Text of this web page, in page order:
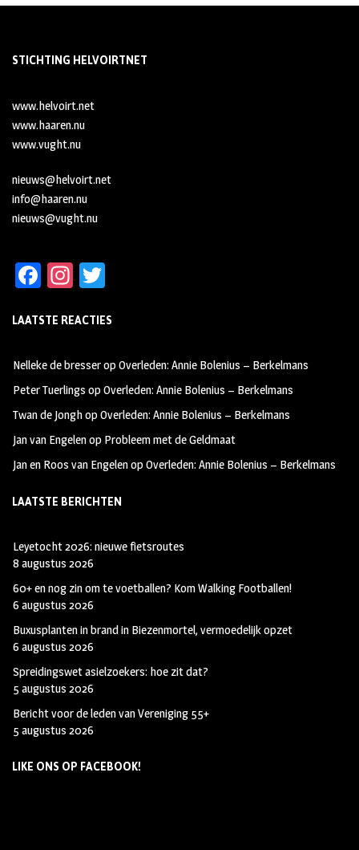
STICHTING HELVOIRTNET
www.helvoirt.net
www.haaren.nu
www.vught.nu
nieuws@helvoirt.net
info@haaren.nu
nieuws@vught.nu
Fa
b
oo
k
In
ag
m
tt
LAATSTE REACTIES
Nelleke de bresseropOverleden: Annie Bolenius – Berkelmans
Peter Tuerlings opOverleden: Annie Bolenius – Berkelmans
Twan de JonghopOverleden: Annie Bolenius – Berkelmans
Jan van Engelenop Probleem met de Geldmaat
Jan en Roos van EngelenopOverleden: Annie Bolenius – Berkelmans
LAATSTE BERICHTEN
Leyetocht 2026: nieuwe fietsroutes
8 augustus 2026
60+ en nog zin om te voetballen? Kom Walking Footballen!
6 augustus 2026
Buxusplanten in brand in Biezenmortel, vermoedelijk opzet
6 augustus 2026
Spreidingswet asielzoekers: hoe zit dat?
5 augustus 2026
Bericht voor de leden van Vereniging 55+
5 augustus 2026
LIKE ONS OP FACEBOOK!